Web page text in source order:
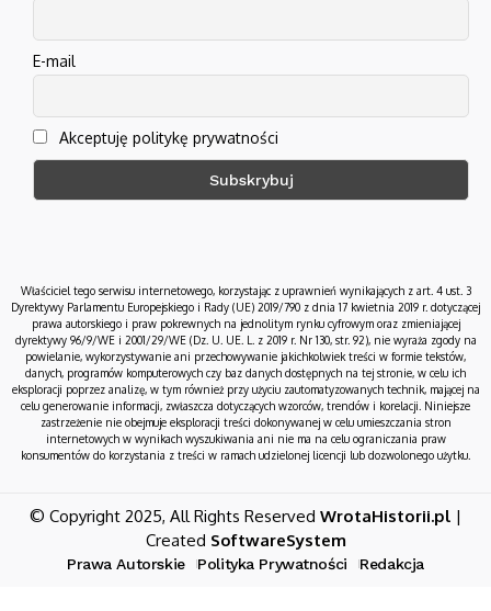
E-mail
Akceptuję politykę prywatności
Właściciel tego serwisu internetowego, korzystając z uprawnień wynikających z art. 4 ust. 3
Dyrektywy Parlamentu Europejskiego i Rady (UE) 2019/790 z dnia 17 kwietnia 2019 r. dotyczącej
prawa autorskiego i praw pokrewnych na jednolitym rynku cyfrowym oraz zmieniającej
dyrektywy 96/9/WE i 2001/29/WE (Dz. U. UE. L. z 2019 r. Nr 130, str. 92), nie wyraża zgody na
powielanie, wykorzystywanie ani przechowywanie jakichkolwiek treści w formie tekstów,
danych, programów komputerowych czy baz danych dostępnych na tej stronie, w celu ich
eksploracji poprzez analizę, w tym również przy użyciu zautomatyzowanych technik, mającej na
celu generowanie informacji, zwłaszcza dotyczących wzorców, trendów i korelacji. Niniejsze
zastrzeżenie nie obejmuje eksploracji treści dokonywanej w celu umieszczania stron
internetowych w wynikach wyszukiwania ani nie ma na celu ograniczania praw
konsumentów do korzystania z treści w ramach udzielonej licencji lub dozwolonego użytku.
© Copyright 2025, All Rights Reserved WrotaHistorii.pl |
Created SoftwareSystem
Prawa Autorskie Polityka Prywatności Redakcja